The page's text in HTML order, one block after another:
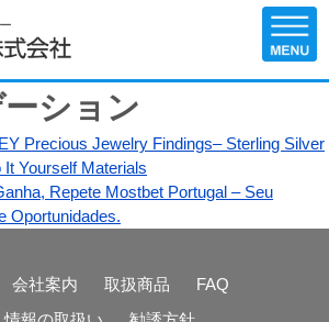
ション
Precious Jewelry Findings– Sterling Silver
Yourself Materials
Repete Mostbet Portugal – Seu
Oportunidades.
会社案内 取扱商品
FAQ